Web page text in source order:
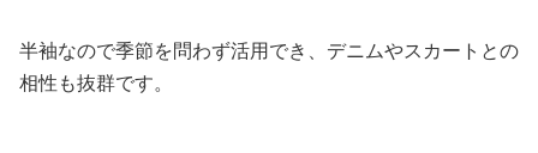
半袖なので季節を問わず活用でき、デニムやスカートとの
相性も抜群です。